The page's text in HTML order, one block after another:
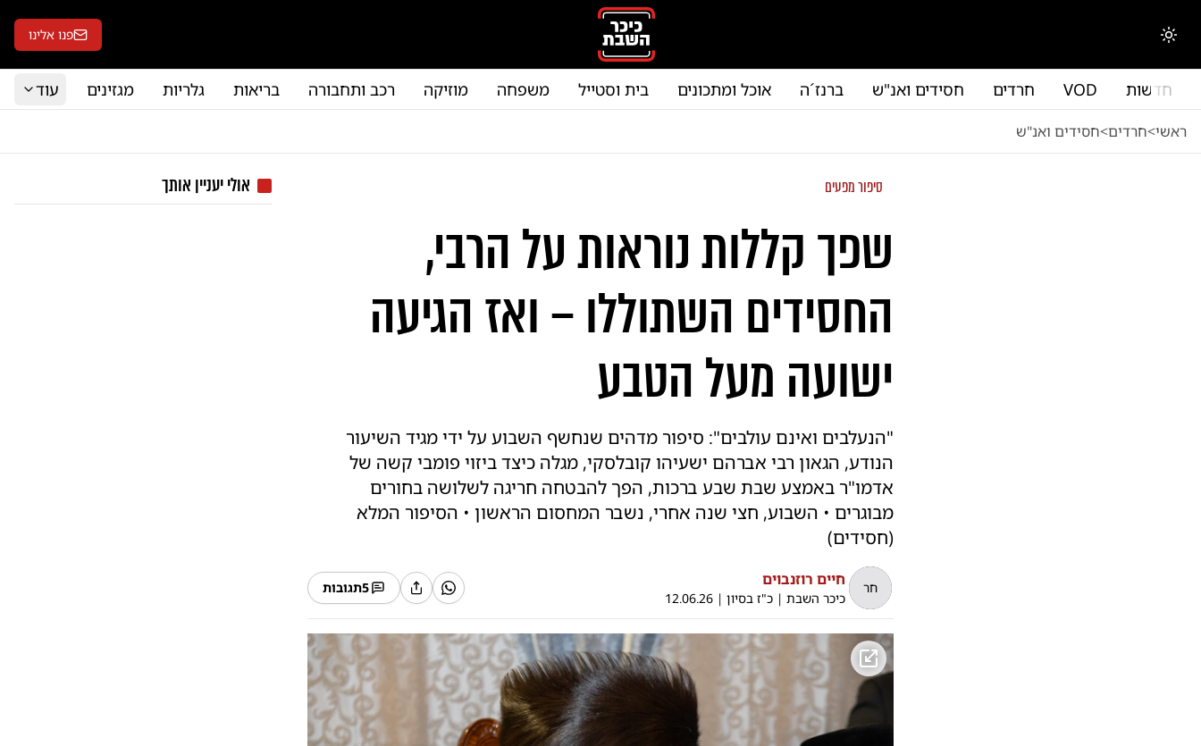
החלפת מצב תצוגה פנו אלינו
חדשות VOD חרדים חסידים ואנ"ש ברנז´ה אוכל ומתכונים בית וסטייל משפחה מוזיקה רכב ותחבורה בריאות גלריות מגזינים עוד
ראשי<חרדים<חסידים ואנ"ש
סיפור מפעים
שפך קללות נוראות על הרבי,
החסידים השתוללו – ואז הגיעה
ישועה מעל הטבע
"הנעלבים ואינם עולבים": סיפור מדהים שנחשף השבוע על ידי מגיד השיעור
הנודע, הגאון רבי אברהם ישעיהו קובלסקי, מגלה כיצד ביזוי פומבי קשה של
אדמו"ר באמצע שבת שבע ברכות, הפך להבטחה חריגה לשלושה בחורים
מבוגרים • השבוע, חצי שנה אחרי, נשבר המחסום הראשון • הסיפור המלא
(חסידים)
חר חיים רוזנבוים
כיכר השבת| כ"ז בסיון |
12.06.26
5תגובות
אולי יעניין אותך